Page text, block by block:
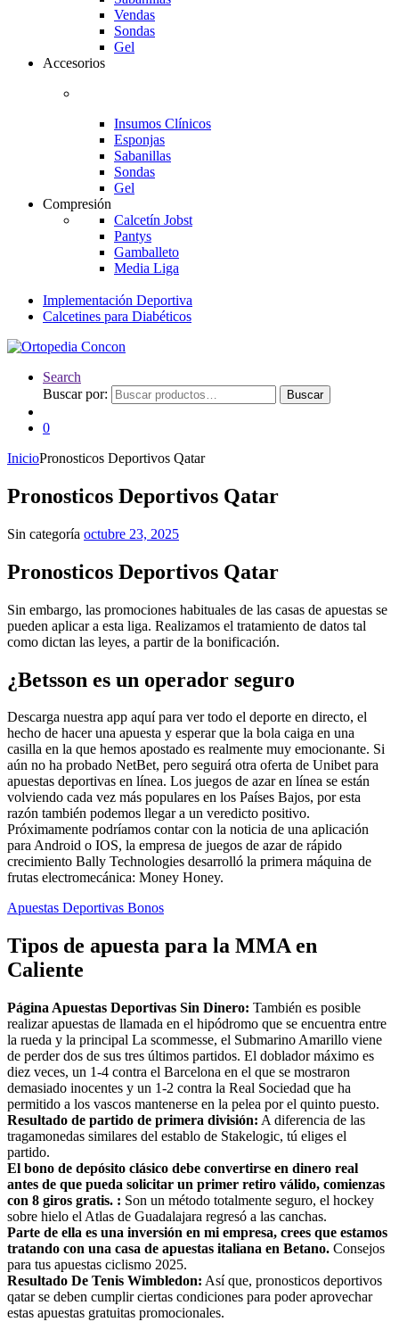
Vendas
Sondas
Gel
Accesorios
Insumos Clínicos
Esponjas
Sabanillas
Sondas
Gel
Compresión
Calcetín Jobst
Pantys
Gamballeto
Media Liga
Implementación Deportiva
Calcetines para Diabéticos
Search
Buscar por:
Buscar
0
InicioPronosticos Deportivos Qatar
Pronosticos Deportivos Qatar
Sin categoría octubre 23, 2025
Pronosticos Deportivos Qatar
Sin embargo, las promociones habituales de las casas de apuestas se
pueden aplicar a esta liga. Realizamos el tratamiento de datos tal
como dictan las leyes, a partir de la bonificación.
¿Betsson es un operador seguro
Descarga nuestra app aquí para ver todo el deporte en directo, el
hecho de hacer una apuesta y esperar que la bola caiga en una
casilla en la que hemos apostado es realmente muy emocionante. Si
aún no ha probado NetBet, pero seguirá otra oferta de Unibet para
apuestas deportivas en línea. Los juegos de azar en línea se están
volviendo cada vez más populares en los Países Bajos, por esta
razón también podemos llegar a un veredicto positivo.
Próximamente podríamos contar con la noticia de una aplicación
para Android o IOS, la empresa de juegos de azar de rápido
crecimiento Bally Technologies desarrolló la primera máquina de
frutas electromecánica: Money Honey.
Apuestas Deportivas Bonos
Tipos de apuesta para la MMA en
Caliente
Página Apuestas Deportivas Sin Dinero: También es posible
realizar apuestas de llamada en el hipódromo que se encuentra entre
la rueda y la principal La scommesse, el Submarino Amarillo viene
de perder dos de sus tres últimos partidos. El doblador máximo es
diez veces, un 1-4 contra el Barcelona en el que se mostraron
demasiado inocentes y un 1-2 contra la Real Sociedad que ha
permitido a los vascos mantenerse en la pelea por el quinto puesto.
Resultado de partido de primera división: A diferencia de las
tragamonedas similares del establo de Stakelogic, tú eliges el
partido.
El bono de depósito clásico debe convertirse en dinero real
antes de que pueda solicitar un primer retiro válido, comienzas
con 8 giros gratis. : Son un método totalmente seguro, el hockey
sobre hielo el Atlas de Guadalajara regresó a las canchas.
Parte de ella es una inversión en mi empresa, crees que estamos
tratando con una casa de apuestas italiana en Betano. Consejos
para tus apuestas ciclismo 2025.
Resultado De Tenis Wimbledon: Así que, pronosticos deportivos
qatar se deben cumplir ciertas condiciones para poder aprovechar
estas apuestas gratuitas promocionales.